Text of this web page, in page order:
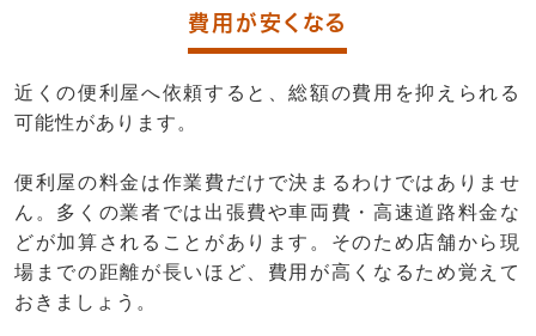
費用が安くなる
近くの便利屋へ依頼すると、総額の費用を抑えられる
可能性があります。
便利屋の料金は作業費だけで決まるわけではありませ
ん。多くの業者では出張費や車両費・高速道路料金な
どが加算されることがあります。そのため店舗から現
場までの距離が長いほど、費用が高くなるため覚えて
おきましょう。